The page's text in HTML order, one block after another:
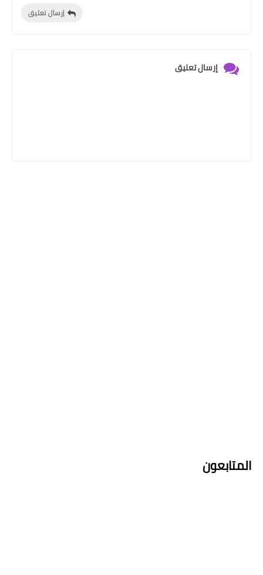
إرسال تعليق
إرسال تعليق
المتابعون